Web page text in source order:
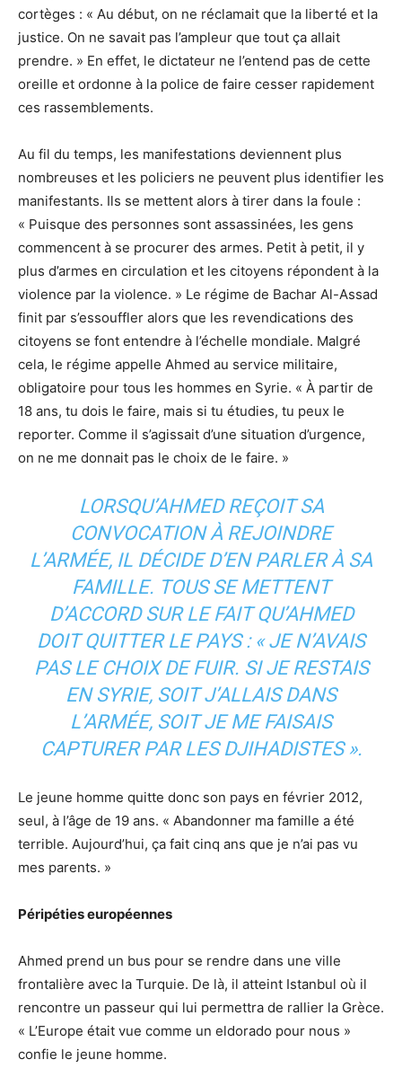
cortèges : « Au début, on ne réclamait que la liberté et la
justice. On ne savait pas l’ampleur que tout ça allait
prendre. » En effet, le dictateur ne l’entend pas de cette
oreille et ordonne à la police de faire cesser rapidement
ces rassemblements.
Au fil du temps, les manifestations deviennent plus
nombreuses et les policiers ne peuvent plus identifier les
manifestants. Ils se mettent alors à tirer dans la foule :
« Puisque des personnes sont assassinées, les gens
commencent à se procurer des armes. Petit à petit, il y
plus d’armes en circulation et les citoyens répondent à la
violence par la violence. » Le régime de Bachar Al-Assad
finit par s’essouffler alors que les revendications des
citoyens se font entendre à l’échelle mondiale. Malgré
cela, le régime appelle Ahmed au service militaire,
obligatoire pour tous les hommes en Syrie. « À partir de
18 ans, tu dois le faire, mais si tu étudies, tu peux le
reporter. Comme il s’agissait d’une situation d’urgence,
on ne me donnait pas le choix de le faire. »
LORSQU’AHMED REÇOIT SA
CONVOCATION À REJOINDRE
L’ARMÉE, IL DÉCIDE D’EN PARLER À SA
FAMILLE. TOUS SE METTENT
D’ACCORD SUR LE FAIT QU’AHMED
DOIT QUITTER LE PAYS : « JE N’AVAIS
PAS LE CHOIX DE FUIR. SI JE RESTAIS
EN SYRIE, SOIT J’ALLAIS DANS
L’ARMÉE, SOIT JE ME FAISAIS
CAPTURER PAR LES DJIHADISTES ».
Le jeune homme quitte donc son pays en février 2012,
seul, à l’âge de 19 ans. « Abandonner ma famille a été
terrible. Aujourd’hui, ça fait cinq ans que je n’ai pas vu
mes parents. »
Péripéties européennes
Ahmed prend un bus pour se rendre dans une ville
frontalière avec la Turquie. De là, il atteint Istanbul où il
rencontre un passeur qui lui permettra de rallier la Grèce.
« L’Europe était vue comme un eldorado pour nous »
confie le jeune homme.